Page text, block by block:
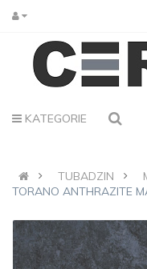
KATEGORIE
TUBADZIN
TORANO ANTHRAZITE